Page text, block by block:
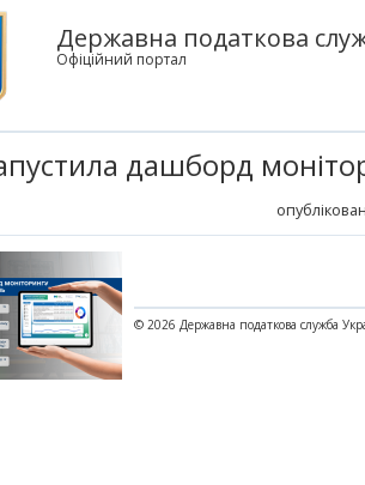
Державна податкова
Офіційний портал
дашборд
© 2026 Державна податкова служба